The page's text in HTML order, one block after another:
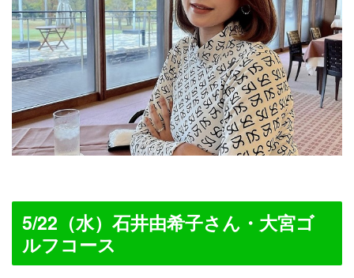
5/22（水）石井由希子さん・大宮ゴ
ルフコース